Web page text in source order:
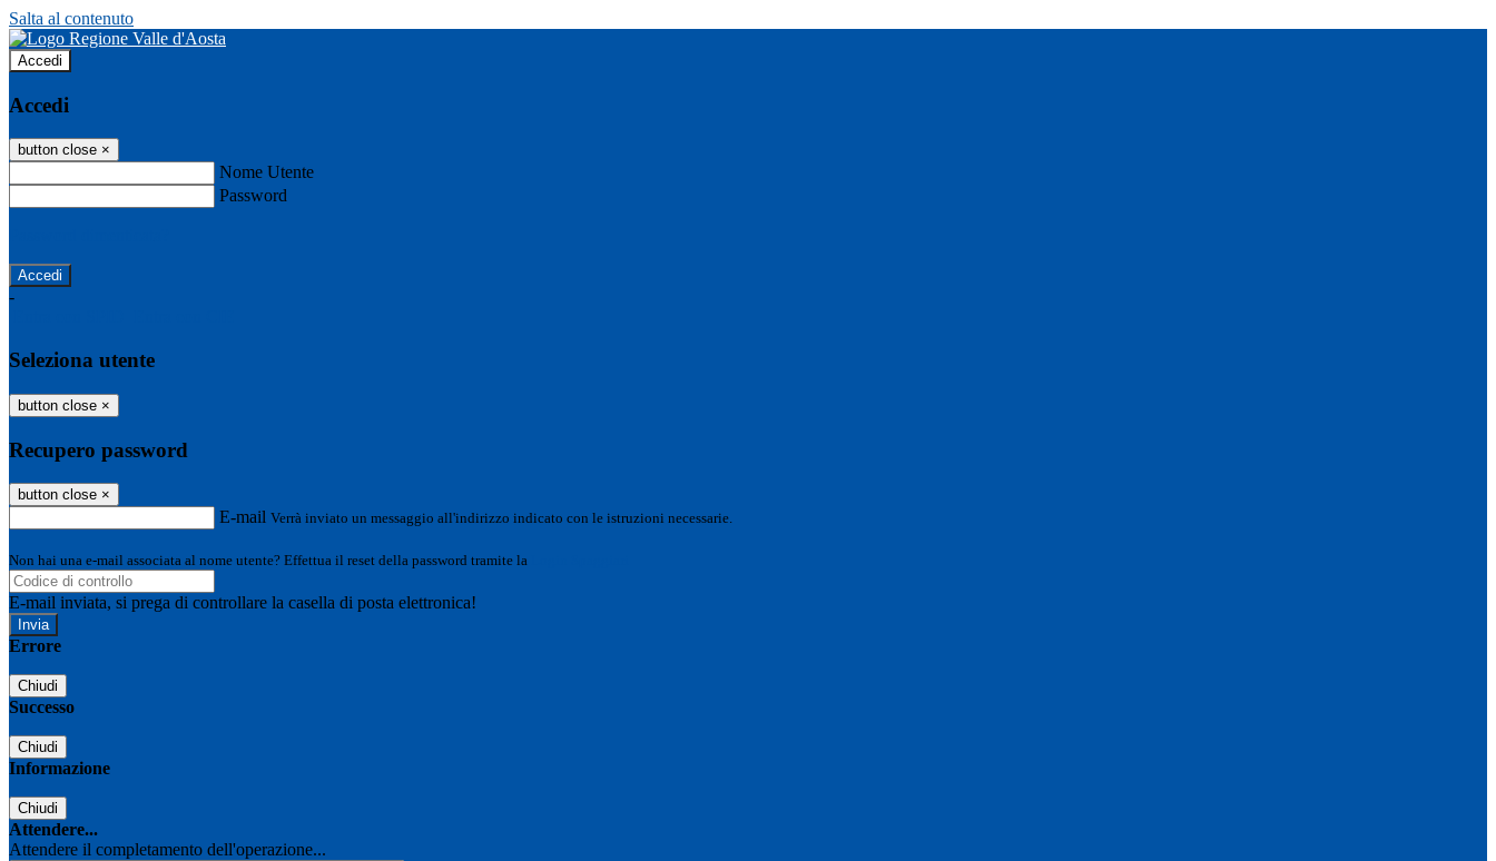
Salta al contenuto
Accedi
Accedi
button close ×
Nome Utente
Password
-
Seleziona utente
button close ×
Recupero password
button close ×
E-mail Verrà inviato un messaggio all'indirizzo indicato con le istruzioni necessarie.
Non hai una e-mail associata al nome utente? Effettua il reset della password tramite la
E-mail inviata, si prega di controllare la casella di posta elettronica!
Errore
Chiudi
Successo
Chiudi
Informazione
Chiudi
Attendere...
Attendere il completamento dell'operazione...